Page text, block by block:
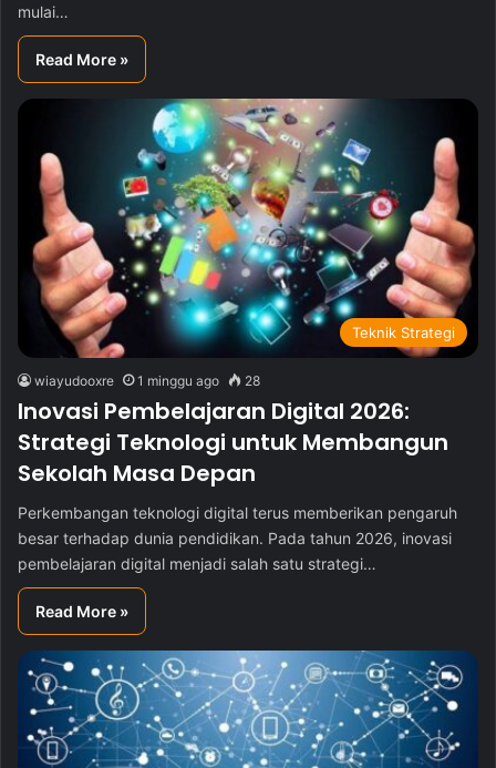
mulai…
Read More »
Teknik Strategi
wiayudooxre 1 minggu ago 28
Inovasi Pembelajaran Digital 2026:
Strategi Teknologi untuk Membangun
Sekolah Masa Depan
Perkembangan teknologi digital terus memberikan pengaruh
besar terhadap dunia pendidikan. Pada tahun 2026, inovasi
pembelajaran digital menjadi salah satu strategi…
Read More »